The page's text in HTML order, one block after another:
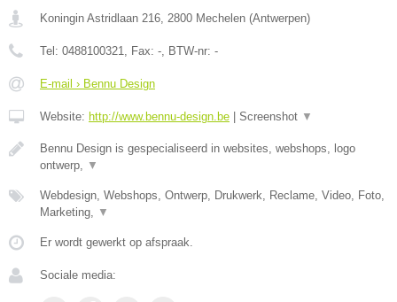
Koningin Astridlaan 216, 2800 Mechelen (Antwerpen)
Tel: 0488100321, Fax: -, BTW-nr: -
E-mail › Bennu Design
Website: http://www.bennu-design.be Screenshot ▼
Bennu Design is gespecialiseerd in websites, webshops, logo
ontwerp, ▼
Webdesign, Webshops, Ontwerp, Drukwerk, Reclame, Video, Foto,
Marketing, ▼
Er wordt gewerkt op afspraak.
Sociale media: